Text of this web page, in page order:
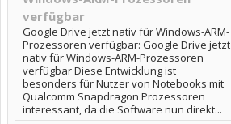
verfügbar
Google Drive jetzt nativ für Windows-ARM-
Prozessoren verfügbar: Google Drive jetzt
nativ für Windows-ARM-Prozessoren
verfügbar Diese Entwicklung ist
besonders für Nutzer von Notebooks mit
Qualcomm Snapdragon Prozessoren
interessant, da die Software nun direkt...